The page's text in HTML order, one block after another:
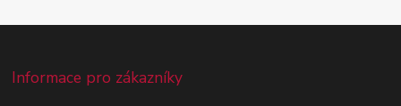
Informace pro zákazníky